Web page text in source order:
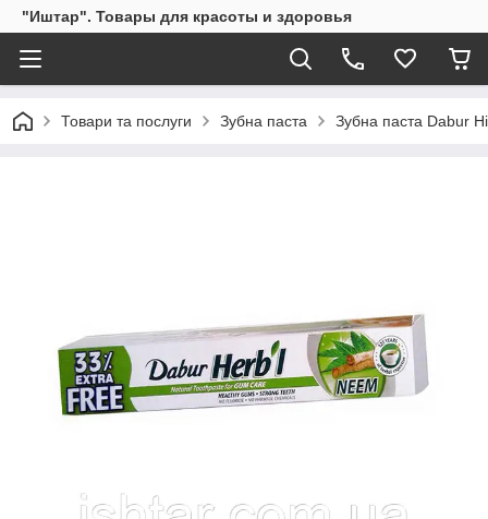
"Иштар". Товары для красоты и здоровья
Товари та послуги Зубна паста Зубна паста Dabur